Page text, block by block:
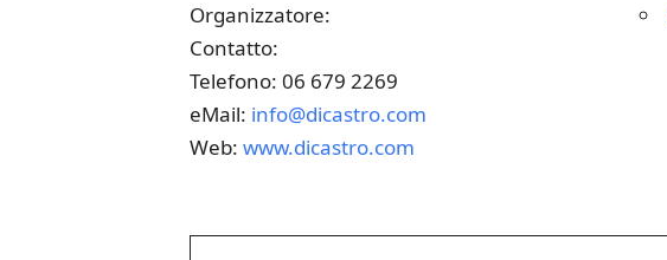
Organizzatore:
Contatto:
Telefono: 06 679 2269
eMail: info@dicastro.com
Web: www.dicastro.com